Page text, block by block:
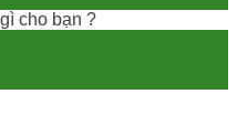
cho bạn ?